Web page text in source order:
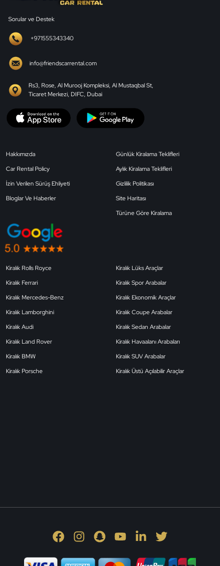
Sorular ve Destek
+971555343340
info@friendscarrental.com
Rs3, Rose, Al Murooj Kompleksi, Al Mustaqbal St,
Ticaret Merkezi, DIFC, Dubai
Hakkımızda
Car Rental Policy
İzin Verilen Sürüş Ehliyeti
Bloglar Ve Haberler
Günlük Kiralama Teklifleri
Aylık Kiralama Teklifleri
Gizlilik Politikası
Site Haritası
Türüne Göre Kiralama
Kiralık Rolls Royce
Kiralık Ferrari
Kiralık Mercedes-Benz
Kiralık Lamborghini
Kiralık Audi
Kiralık Land Rover
Kiralık BMW
Kiralık Porsche
Kiralık Lüks Araçlar
Kiralık Spor Arabalar
Kiralık Ekonomik Araçlar
Kiralık Coupe Arabalar
Kiralık Sedan Arabalar
Kiralık Havaalanı Arabaları
Kiralık SUV Arabalar
Kiralık Üstü Açılabilir Araçlar